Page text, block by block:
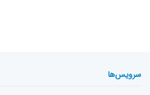
سرویس‌ها